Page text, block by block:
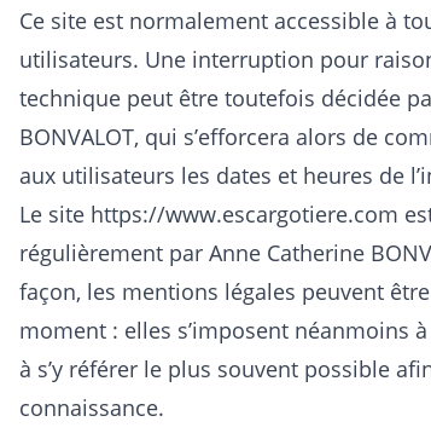
Ce site est normalement accessible à
utilisateurs. Une interruption pour
technique peut être toutefois décidée
BONVALOT, qui s’efforcera alors de
aux utilisateurs les dates et heures de
Le site https://www.escargotiere.com
régulièrement par Anne Catherine
façon, les mentions légales peuvent
moment : elles s’imposent néanmoins
à s’y référer le plus souvent possible
connaissance.